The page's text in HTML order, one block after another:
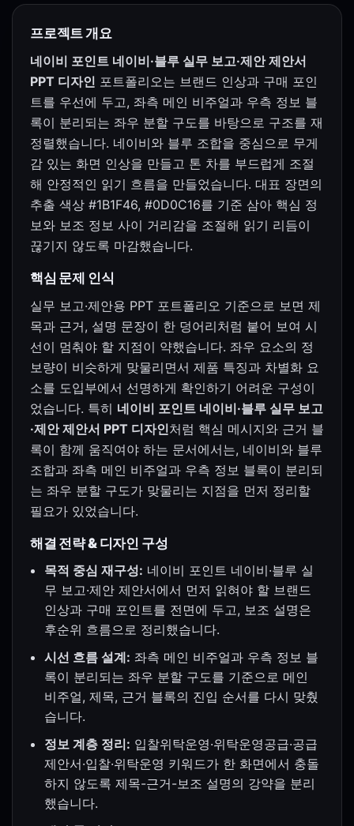
프로젝트 개요
네이비 포인트 네이비·블루 실무 보고·제안 제안서
PPT 디자인 포트폴리오는 브랜드 인상과 구매 포인
트를 우선에 두고, 좌측 메인 비주얼과 우측 정보 블
록이 분리되는 좌우 분할 구도를 바탕으로 구조를 재
정렬했습니다. 네이비와 블루 조합을 중심으로 무게
감 있는 화면 인상을 만들고 톤 차를 부드럽게 조절
해 안정적인 읽기 흐름을 만들었습니다. 대표 장면의
추출 색상 #1B1F46, #0D0C16를 기준 삼아 핵심 정
보와 보조 정보 사이 거리감을 조절해 읽기 리듬이
끊기지 않도록 마감했습니다.
핵심 문제 인식
실무 보고·제안용 PPT 포트폴리오 기준으로 보면 제
목과 근거, 설명 문장이 한 덩어리처럼 붙어 보여 시
선이 멈춰야 할 지점이 약했습니다. 좌우 요소의 정
보량이 비슷하게 맞물리면서 제품 특징과 차별화 요
소를 도입부에서 선명하게 확인하기 어려운 구성이
었습니다. 특히 네이비 포인트 네이비·블루 실무 보고
·제안 제안서 PPT 디자인처럼 핵심 메시지와 근거 블
록이 함께 움직여야 하는 문서에서는, 네이비와 블루
조합과 좌측 메인 비주얼과 우측 정보 블록이 분리되
는 좌우 분할 구도가 맞물리는 지점을 먼저 정리할
필요가 있었습니다.
해결 전략 & 디자인 구성
목적 중심 재구성: 네이비 포인트 네이비·블루 실
무 보고·제안 제안서에서 먼저 읽혀야 할 브랜드
인상과 구매 포인트를 전면에 두고, 보조 설명은
후순위 흐름으로 정리했습니다.
시선 흐름 설계: 좌측 메인 비주얼과 우측 정보 블
록이 분리되는 좌우 분할 구도를 기준으로 메인
비주얼, 제목, 근거 블록의 진입 순서를 다시 맞췄
습니다.
정보 계층 정리: 입찰위탁운영·위탁운영공급·공급
제안서·입찰·위탁운영 키워드가 한 화면에서 충돌
하지 않도록 제목-근거-보조 설명의 강약을 분리
했습니다.